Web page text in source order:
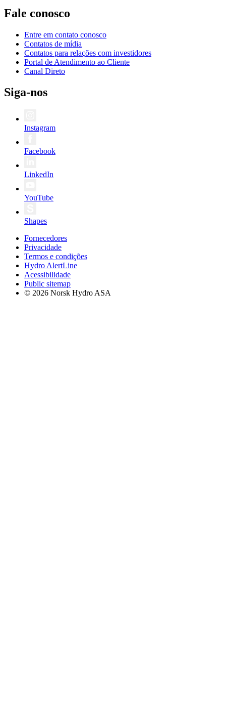
Fale conosco
Entre em contato conosco
Contatos de mídia
Contatos para relações com investidores
Portal de Atendimento ao Cliente
Canal Direto
Siga-nos
Instagram
Facebook
LinkedIn
YouTube
Shapes
Fornecedores
Privacidade
Termos e condições
Hydro AlertLine
Acessibilidade
Public sitemap
© 2026 Norsk Hydro ASA